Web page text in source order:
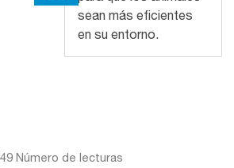
sean más eficientes
en su entorno.
Número de lecturas